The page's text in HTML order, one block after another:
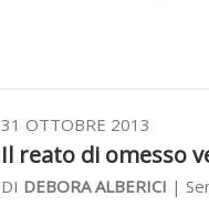
31 OTTOBRE 2013
Il reato di omesso
DI DEBORA ALBERICI |